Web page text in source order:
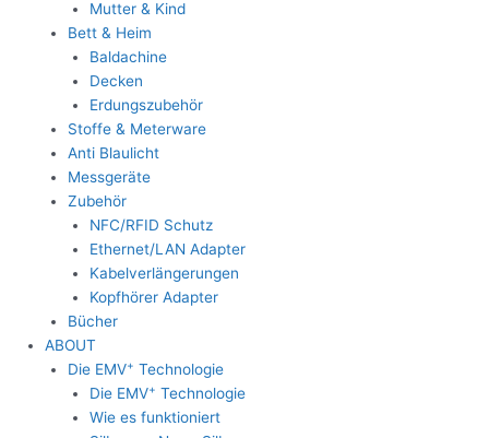
Mutter & Kind
Bett & Heim
Baldachine
Decken
Erdungszubehör
Stoffe & Meterware
Anti Blaulicht
Messgeräte
Zubehör
NFC/RFID Schutz
Ethernet/LAN Adapter
Kabelverlängerungen
Kopfhörer Adapter
Bücher
ABOUT
Die EMV+ Technologie
Die EMV+ Technologie
Wie es funktioniert